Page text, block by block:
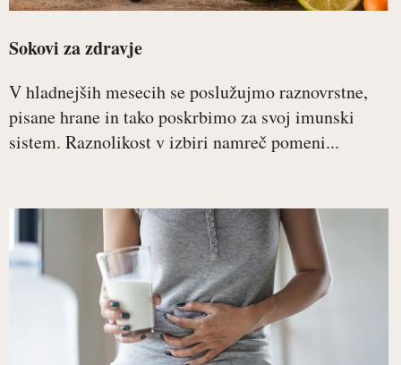
Sokovi za zdravje
V hladnejših mesecih se poslužujmo raznovrstne,
pisane hrane in tako poskrbimo za svoj imunski
sistem. Raznolikost v izbiri namreč pomeni...